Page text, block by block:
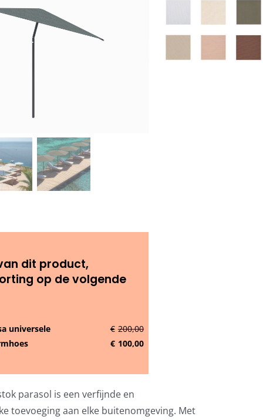
dit product,
op de volgende
universele
€ 200,00
€ 100,00
parasol is een verfijnde en
toevoeging aan elke buitenomgeving. Met